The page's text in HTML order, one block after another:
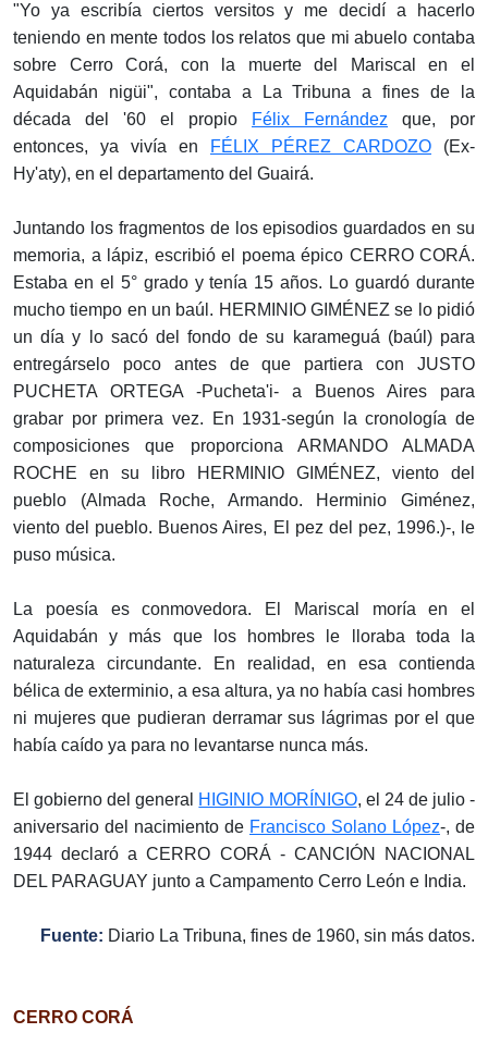
"Yo ya escribía ciertos versitos y me decidí a hacerlo
teniendo en mente todos los relatos que mi abuelo contaba
sobre Cerro Corá, con la muerte del Mariscal en el
Aquidabán nigüi", contaba a La Tribuna a fines de la
década del '60 el propio
Félix Fernández que, por
entonces, ya vivía en
FÉLIX PÉREZ CARDOZO (Ex-
Hy'aty), en el departamento del Guairá.
Juntando los fragmentos de los episodios guardados en su
memoria, a lápiz, escribió el poema épico CERRO CORÁ.
Estaba en el 5° grado y tenía 15 años. Lo guardó durante
mucho tiempo en un baúl. HERMINIO GIMÉNEZ se lo pidió
un día y lo sacó del fondo de su karameguá (baúl) para
entregárselo poco antes de que partiera con JUSTO
PUCHETA ORTEGA -Pucheta'i- a Buenos Aires para
grabar por primera vez. En 1931-según la cronología de
composiciones que proporciona ARMANDO ALMADA
ROCHE en su libro HERMINIO GIMÉNEZ, viento del
pueblo (Almada Roche, Armando. Herminio Giménez,
viento del pueblo. Buenos Aires, El pez del pez, 1996.)-, le
puso música.
La poesía es conmovedora. El Mariscal moría en el
Aquidabán y más que los hombres le lloraba toda la
naturaleza circundante. En realidad, en esa contienda
bélica de exterminio, a esa altura, ya no había casi hombres
ni mujeres que pudieran derramar sus lágrimas por el que
había caído ya para no levantarse nunca más.
El gobierno del general HIGINIO MORÍNIGO, el 24 de julio -
aniversario del nacimiento de Francisco Solano López-, de
1944 declaró a CERRO CORÁ - CANCIÓN NACIONAL
DEL PARAGUAY junto a Campamento Cerro León e India.
Fuente: Diario La Tribuna, fines de 1960, sin más datos.
CERRO CORÁ